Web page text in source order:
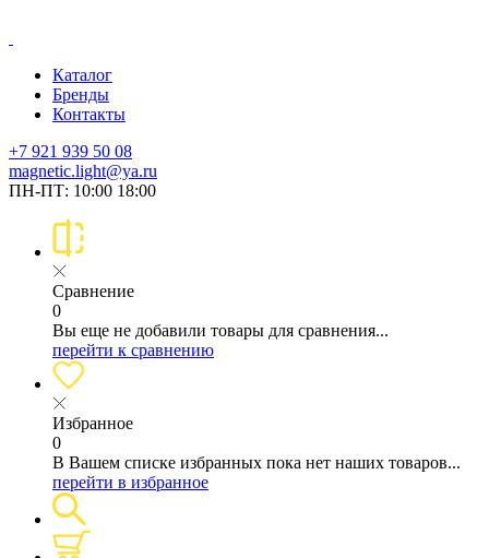
Каталог
Бренды
Контакты
+7 921 939 50 08
magnetic.light@ya.ru
ПН-ПТ: 10:00 18:00
Сравнение
0
Вы еще не добавили товары для сравнения...
перейти к сравнению
Избранное
0
В Вашем списке избранных пока нет наших товаров...
перейти в избранное